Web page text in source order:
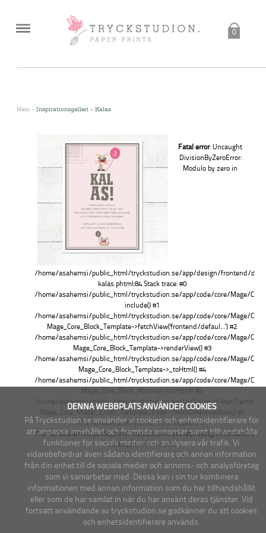
DENNA WEBBPLATS ANVÄNDER COOKIES
På Tryckstudion.se använder vi cookies och enhetsidentifierare för
att anpassa innehållet och framtida annonser samt tillhandahålla
funktioner för sociala medier och analysera vår trafik. Vi
vidarebefordrar även sådana identifierare och annan information
från din enhet till de sociala medier och annons- och analysföretag
som vi samarbetar med. Dessa kan i sin tur kombinera
informationen med annan information som du har tillhandahållit
eller som de har samlat in när du har använt deras tjänster. Vid
fortsatt användande av tryckstudion.se godkänner du att cookies
och enhetsidentifierare används.
0
Hem - Inspirationsgalleri - Kalas
Fatal error: Uncaught
DivisionByZeroError:
Modulo by zero in
/home/asahemsi/public_html/tryckstudion.se/app/design/frontend/
kalas.phtml:84 Stack trace: #0
/home/asahemsi/public_html/tryckstudion.se/app/code/core/Mage/Core/
include() #1
/home/asahemsi/public_html/tryckstudion.se/app/code/core/Mage/Core/
Mage_Core_Block_Template->fetchView('frontend/defaul...') #2
/home/asahemsi/public_html/tryckstudion.se/app/code/core/Mage/Core/
Mage_Core_Block_Template->renderView() #3
/home/asahemsi/public_html/tryckstudion.se/app/code/core/Mage/Core/
Mage_Core_Block_Template->_toHtml() #4
/home/asahemsi/public_html/tryckstudion.se/app/code/core/Mage/
Mage_Core_Block_Abstract->toHtml() #5
/home/asahemsi/public_html/tryckstudion.se/lib/Varien/Filter/
Mage_Core_Model_Email_Template_Filter->blockDirective(Array) #6
/home/asahemsi/public_html/tryckstu in
/home/asahemsi/public_html/tryckstudion.se/app/design/frontend/
kalas.phtmlon line84